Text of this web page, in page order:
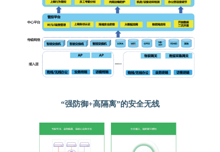
“强防御+高隔离”的安全无线